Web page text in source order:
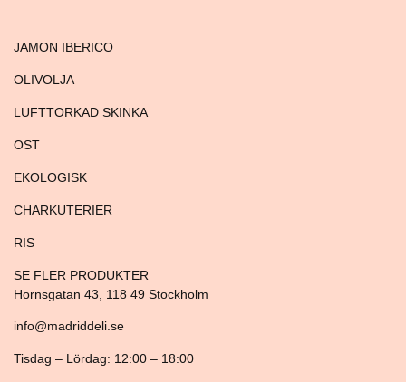
JAMON IBERICO
OLIVOLJA
LUFTTORKAD SKINKA
OST
EKOLOGISK
CHARKUTERIER
RIS
SE FLER PRODUKTER
Hornsgatan 43, 118 49 Stockholm
info@madriddeli.se
Tisdag – Lördag: 12:00 – 18:00